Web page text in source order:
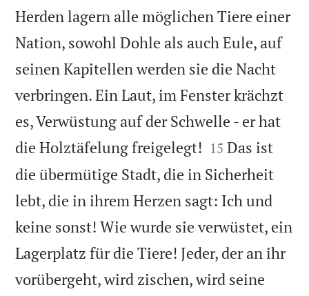
Herden lagern alle möglichen Tiere einer
Nation, sowohl Dohle als auch Eule, auf
seinen Kapitellen werden sie die Nacht
verbringen. Ein Laut, im Fenster krächzt
es, Verwüstung auf der Schwelle - er hat
die Holztäfelung freigelegt! 

15 Das ist
die übermütige Stadt, die in Sicherheit
lebt, die in ihrem Herzen sagt: Ich und
keine sonst! Wie wurde sie verwüstet, ein
Lagerplatz für die Tiere! Jeder, der an ihr
vorübergeht, wird zischen, wird seine